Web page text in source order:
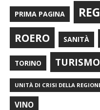
PRIMA PAGINA
ROERO SANITÀ
TORINO TURISMO
UNITÀ DI CRISI DELLA
VINO